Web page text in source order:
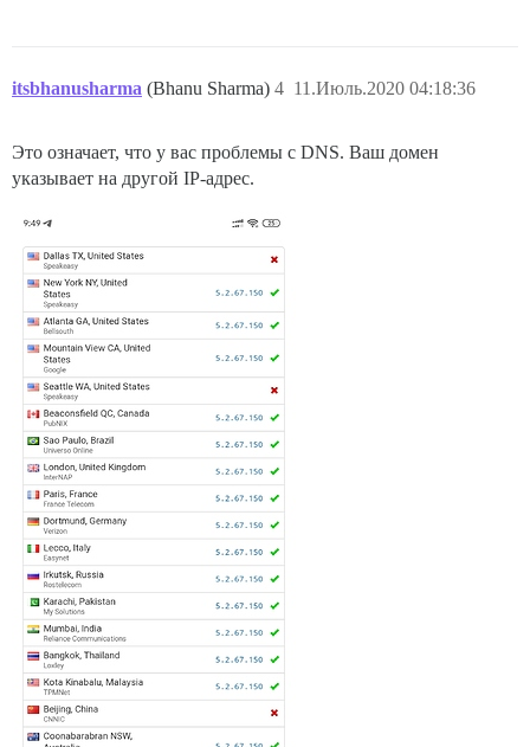
## После получения первого письма о регистрации
## - exec: rails r
itsbhanusharma (Bhanu Sharma) 11.Июль.2020 04:18:36
4
Это означает, что у вас проблемы с DNS. Ваш домен
указывает на другой IP-адрес.